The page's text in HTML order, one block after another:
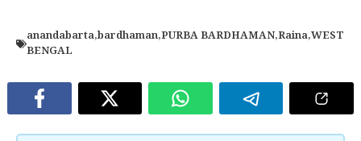
anandabarta,bardhaman,PURBA BARDHAMAN,Raina,WEST
BENGAL